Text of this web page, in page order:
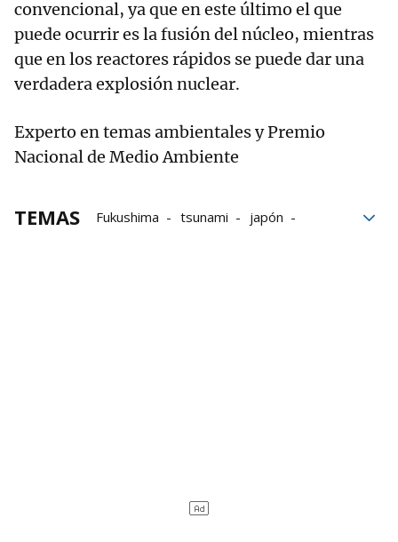
convencional, ya que en este último el que
puede ocurrir es la fusión del núcleo, mientras
que en los reactores rápidos se puede dar una
verdadera explosión nuclear.
Experto en temas ambientales y Premio
Nacional de Medio Ambiente
TEMAS Fukushima tsunami
japón